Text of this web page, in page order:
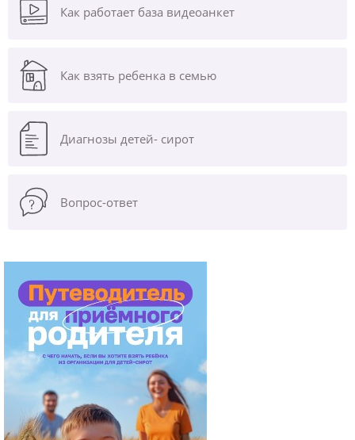
Как работает база видеоанкет
Как взять ребенка в семью
Диагнозы детей- сирот
Вопрос-ответ